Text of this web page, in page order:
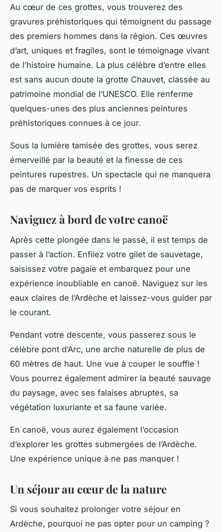
Au cœur de ces grottes, vous trouverez des
gravures préhistoriques qui témoignent du passage
des premiers hommes dans la région. Ces œuvres
d’art, uniques et fragiles, sont le témoignage vivant
de l’histoire humaine. La plus célèbre d’entre elles
est sans aucun doute la grotte Chauvet, classée au
patrimoine mondial de l’UNESCO. Elle renferme
quelques-unes des plus anciennes peintures
préhistoriques connues à ce jour.
Sous la lumière tamisée des grottes, vous serez
émerveillé par la beauté et la finesse de ces
peintures rupestres. Un spectacle qui ne manquera
pas de marquer vos esprits !
Naviguez à bord de votre canoë
Après cette plongée dans le passé, il est temps de
passer à l’action. Enfilez votre gilet de sauvetage,
saisissez votre pagaie et embarquez pour une
expérience inoubliable en canoë. Naviguez sur les
eaux claires de l’Ardèche et laissez-vous guider par
le courant.
Pendant votre descente, vous passerez sous le
célèbre pont d’Arc, une arche naturelle de plus de
60 mètres de haut. Une vue à couper le souffle !
Vous pourrez également admirer la beauté sauvage
du paysage, avec ses falaises abruptes, sa
végétation luxuriante et sa faune variée.
En canoë, vous aurez également l’occasion
d’explorer les grottes submergées de l’Ardèche.
Une expérience unique à ne pas manquer !
Un séjour au cœur de la nature
Si vous souhaitez prolonger votre séjour en
Ardèche, pourquoi ne pas opter pour un camping ?